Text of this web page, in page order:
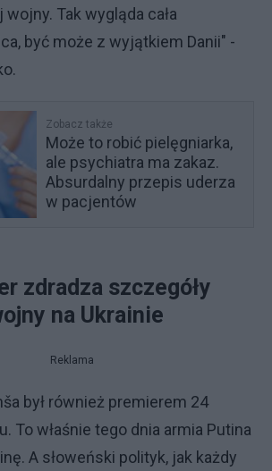
Tak wygląda cała
być może z wyjątkiem Danii" -
Zobacz także
Może to robić pielęgniarka,
ale psychiatra ma zakaz.
Absurdalny przepis uderza
w pacjentów
zdradza szczegóły
na Ukrainie
Reklama
był również premierem 24
To właśnie tego dnia armia Putina
A słoweński polityk, jak każdy